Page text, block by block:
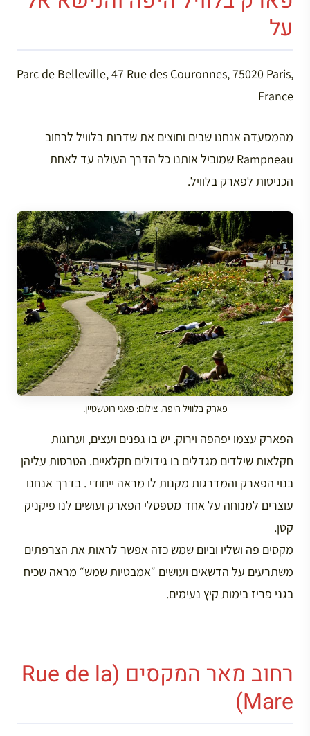
על
Parc de Belleville, 47 Rue des Couronnes, 75020 Paris,
France
מהמסעדה אנחנו שבים וחוצים את שדרות בלוויל לרחוב
Rampneau שמוביל אותנו כל הדרך העולה עד לאחת
הכניסות לפארק בלוויל.
פארק בלוויל היפה. צילום: פאני רוטשטיין.
הפארק עצמו יפהפה וירוק. יש בו גפנים ועצים, וערוגות
חקלאות שילדים מגדלים בו גידולים חקלאיים. הטרסות עליהן
בנוי הפארק והמדרגות מקנות לו מראה ייחודי . בדרך אנחנו
עוצרים למנוחה על אחד מספסלי הפארק ועושים לנו פיקניק
קטן.
מקסים פה ושליו וביום שמש כזה אפשר לראות את הצרפתים
משתרעים על הדשאים ועושים ״אמבטיות שמש״ מראה שכיח
בגני פריז בימות קיץ נעימים.
רחוב מאר המקסים (Rue de la
Mare)